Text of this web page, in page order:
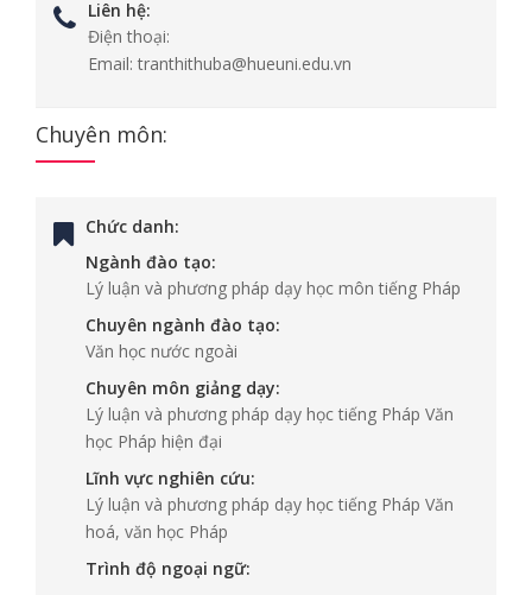
Liên hệ:
Điện thoại:
Email: tranthithuba@hueuni.edu.vn
Chuyên môn:
Chức danh:
Ngành đào tạo:
Lý luận và phương pháp dạy học môn tiếng Pháp
Chuyên ngành đào tạo:
Văn học nước ngoài
Chuyên môn giảng dạy:
Lý luận và phương pháp dạy học tiếng Pháp Văn
học Pháp hiện đại
Lĩnh vực nghiên cứu:
Lý luận và phương pháp dạy học tiếng Pháp Văn
hoá, văn học Pháp
Trình độ ngoại ngữ: